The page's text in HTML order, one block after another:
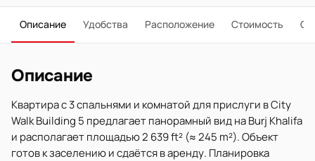
Описание Удобства Расположение Стоимость О
Описание
Квартира с 3 спальнями и комнатой для прислуги в City
Walk Building 5 предлагает панорамный вид на Burj Khalifa
и располагает площадью 2 639 ft² (≈ 245 m²). Объект
готов к заселению и сдаётся в аренду. Планировка